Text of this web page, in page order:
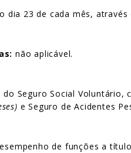
dia 23 de cada mês,
não aplicável.
do Seguro Social
e Seguro de Acidentes
de funções a